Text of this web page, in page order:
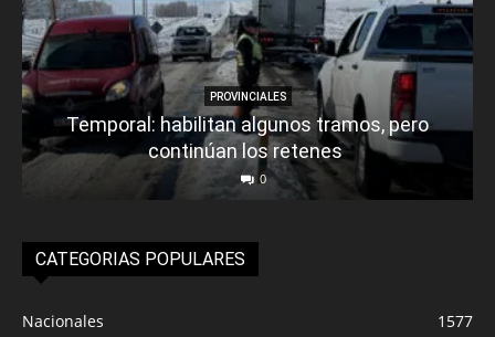
PROVINCIALES
Temporal: habilitan algunos tramos, pero
continúan los retenes
0
CATEGORIAS POPULARES
Nacionales
1577